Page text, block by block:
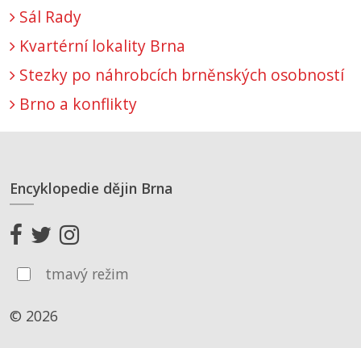
Sál Rady
Kvartérní lokality Brna
Stezky po náhrobcích brněnských osobností
Brno a konflikty
Encyklopedie dějin Brna
tmavý režim
© 2026